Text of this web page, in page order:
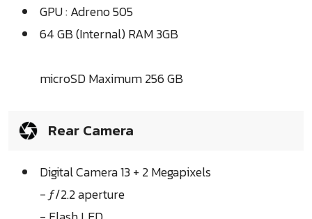
GPU : Adreno 505
64 GB (Internal) RAM 3GB
microSD Maximum 256 GB
Rear Camera
Digital Camera 13 + 2 Megapixels
- ƒ/2.2 aperture